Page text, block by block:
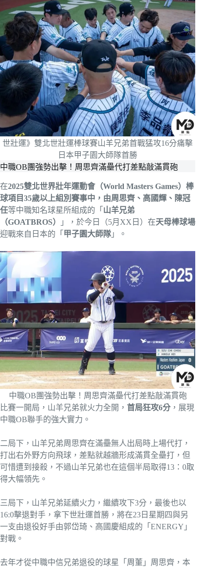
世壯運》雙北世壯運棒球賽山羊兄弟首戰猛攻16分痛擊
日本甲子園大師隊首勝
中職OB團強勢出擊！周思齊滿壘代打差點敲滿貫砲
在2025雙北世界壯年運動會（World Masters Games）棒
球項目35歲以上組別賽事中，由周思齊、高國輝、陳冠
任等中職知名球星所組成的「 山羊兄弟
（GOATBROS）
」，於今日（5月XX日）在天母棒球場
迎戰來自日本的「 甲子園大師隊」。
中職OB團強勢出擊！周思齊滿壘代打差點敲滿貫砲
比賽一開局，山羊兄弟就火力全開， 首局狂攻6分 ，展現
中職OB聯手的強大實力。
二局下，山羊兄弟周思齊在滿壘無人出局時上場代打，
打出右外野方向飛球，差點就越牆形成滿貫全壘打，但
可惜遭到接殺，不過山羊兄弟也在這個半局取得13：0取
得大幅領先。
三局下，山羊兄弟延續火力，繼續攻下3分，最後也以
16:0擊退對手，拿下世壯運首勝，將在23日星期四與另
一支由退役好手由郭岱琦、高國慶組成的「ENERGY」
對戰。
去年才從中職中信兄弟退役的球星「周董」周思齊，本